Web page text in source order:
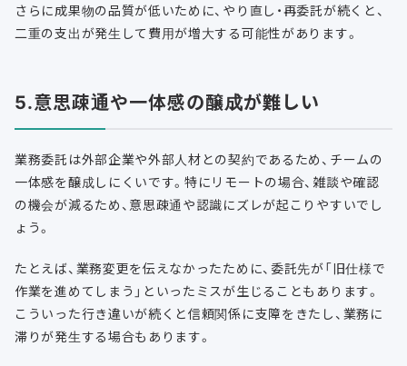
さらに成果物の品質が低いために、やり直し・再委託が続くと、
二重の支出が発生して費用が増大する可能性があります。
5.意思疎通や一体感の醸成が難しい
業務委託は外部企業や外部人材との契約であるため、チームの
一体感を醸成しにくいです。特にリモートの場合、雑談や確認
の機会が減るため、意思疎通や認識にズレが起こりやすいでし
ょう。
たとえば、業務変更を伝えなかったために、委託先が「旧仕様で
作業を進めてしまう」といったミスが生じることもあります。
こういった行き違いが続くと信頼関係に支障をきたし、業務に
滞りが発生する場合もあります。